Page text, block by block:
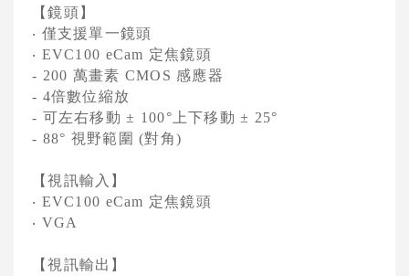
【鏡頭】
‧ 僅支援單一鏡頭
‧ EVC100 eCam 定焦鏡頭
- 200 萬畫素 CMOS 感應器
- 4倍數位縮放
- 可左右移動 ± 100°上下移動 ± 25°
- 88° 視野範圍 (對角)
【視訊輸入】
‧ EVC100 eCam 定焦鏡頭
‧ VGA
【視訊輸出】